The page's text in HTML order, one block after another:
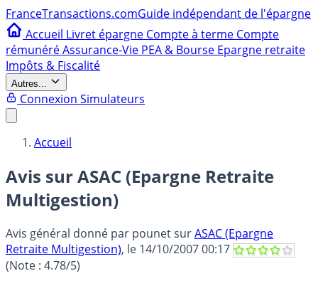
FranceTransactions.comGuide indépendant de l'épargne
Accueil Livret épargne Compte à terme Compte
rémunéréAssurance-Vie PEA & Bourse Epargne retraite
Impôts & Fiscalité
Autres...
Connexion Simulateurs
Accueil
Avis sur ASAC (Epargne Retraite
Multigestion)
Avis général donné par pounetsurASAC (Epargne
Retraite Multigestion), le 14/10/2007 00:17
(Note : 4.78/5)